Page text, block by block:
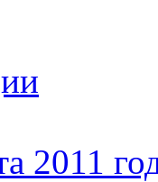
2011